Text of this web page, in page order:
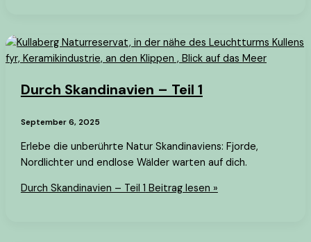
Durch Skandinavien – Teil 1
September 6, 2025
Erlebe die unberührte Natur Skandinaviens: Fjorde,
Nordlichter und endlose Wälder warten auf dich.
Durch Skandinavien – Teil 1 Beitrag lesen »